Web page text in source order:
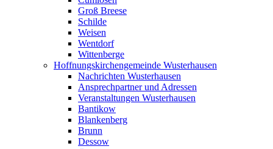
Groß Breese
Schilde
Weisen
Wentdorf
Wittenberge
Hoffnungskirchengemeinde Wusterhausen
Nachrichten Wusterhausen
Ansprechpartner und Adressen
Veranstaltungen Wusterhausen
Bantikow
Blankenberg
Brunn
Dessow